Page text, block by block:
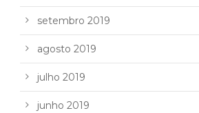
setembro 2019
agosto 2019
julho 2019
junho 2019